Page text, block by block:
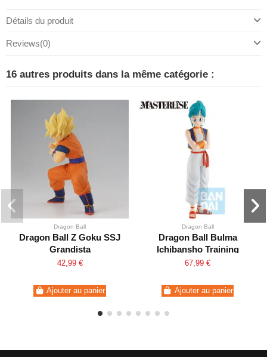
Détails du produit
Reviews(0)
16 autres produits dans la même catégorie :
Dragon Ball
Dragon Ball Z Goku SSJ
Grandista
42,99 €
Ajouter au panier
Dragon Ball
Dragon Ball Bulma
Ichibansho Training
Section
67,99 €
Ajouter au panier